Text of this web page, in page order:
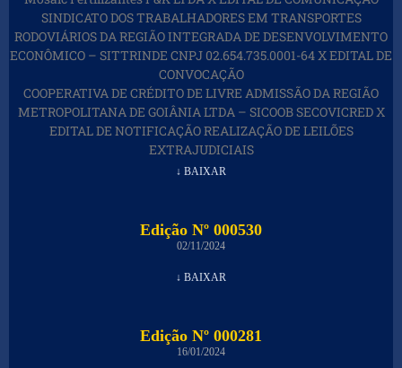
SINDICATO DOS TRABALHADORES EM TRANSPORTES
RODOVIÁRIOS DA REGIÃO INTEGRADA DE DESENVOLVIMENTO
ECONÔMICO – SITTRINDE CNPJ 02.654.735.0001-64 X EDITAL DE
CONVOCAÇÃO
COOPERATIVA DE CRÉDITO DE LIVRE ADMISSÃO DA REGIÃO
METROPOLITANA DE GOIÂNIA LTDA – SICOOB SECOVICRED X
EDITAL DE NOTIFICAÇÃO REALIZAÇÃO DE LEILÕES
EXTRAJUDICIAIS
↓ BAIXAR
Edição Nº 000530
02/11/2024
↓ BAIXAR
Edição Nº 000281
16/01/2024